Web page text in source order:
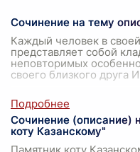
Сочинение на тему
Каждый человек в
представляет собой
неповторимых
своего близкого друга
Сочинение (описание)
коту Казанскому"